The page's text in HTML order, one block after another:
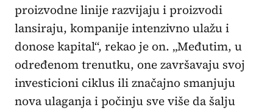
proizvodne linije razvijaju i proizvodi
lansiraju, kompanije intenzivno ulažu i
donose kapital“, rekao je on. „Međutim, u
određenom trenutku, one završavaju svoj
investicioni ciklus ili značajno smanjuju
nova ulaganja i počinju sve više da šalju